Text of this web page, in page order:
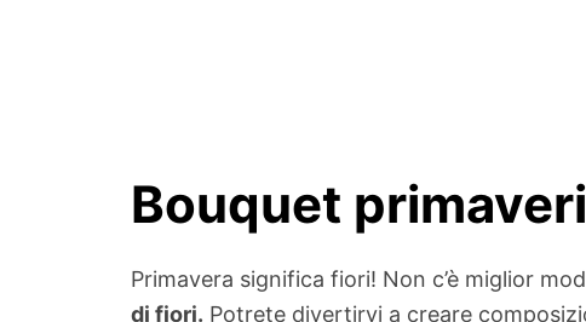
Bouquet
Primavera significa fiori! Non c’è miglior
di fiori. Potrete divertirvi a creare